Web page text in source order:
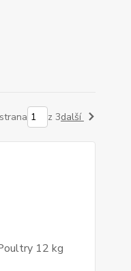
strana z 3další